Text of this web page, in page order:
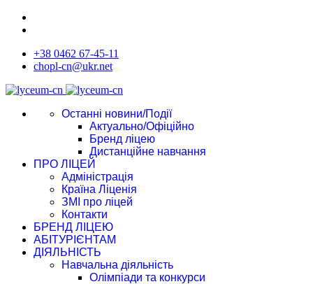
+38 0462 67-45-11
chopl-cn@ukr.net
Останні новини/Події
Актуально/Офіційно
Бренд ліцею
Дистанційне навчання
ПРО ЛІЦЕЙ
Адміністрація
Країна Ліценія
ЗМІ про ліцей
Контакти
БРЕНД ЛІЦЕЮ
АБІТУРІЄНТАМ
ДІЯЛЬНІСТЬ
Навчальна діяльність
Олімпіади та конкурси